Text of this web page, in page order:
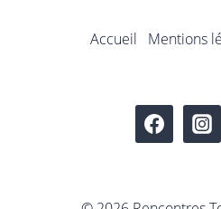
Accueil Mentions